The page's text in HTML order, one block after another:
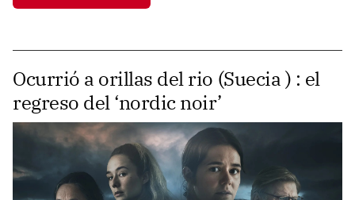
Ocurrió a orillas del rio (Suecia ) : el
regreso del ‘nordic noir’